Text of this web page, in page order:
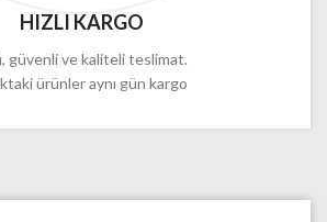
HIZLI KARGO
güvenli ve kaliteli teslimat.
ürünler aynı gün kargo